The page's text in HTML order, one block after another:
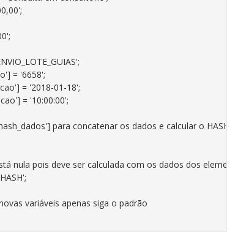
= '6658';
= '2018-01-18';
= '10:00:00';
para concatenar os dados e calcular o HASH
nula pois deve ser calculada com os dados dos
variáveis apenas siga o padrão